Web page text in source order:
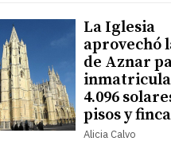
La Iglesia
aprovechó
de Aznar
4.096
pisos y
Alicia Calvo